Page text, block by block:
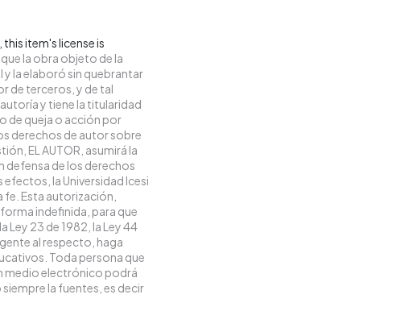
item's license is
que la obra objeto de la
la elaboró sin quebrantar
de terceros, y de tal
y tiene la titularidad
de queja o acción por
derechos de autor sobre
EL AUTOR, asumirá la
defensa de los derechos
la Universidad Icesi
Esta autorización,
indefinida, para que
Ley 23 de 1982, la Ley 44
al respecto, haga
Toda persona que
medio electrónico podrá
la fuentes, es decir